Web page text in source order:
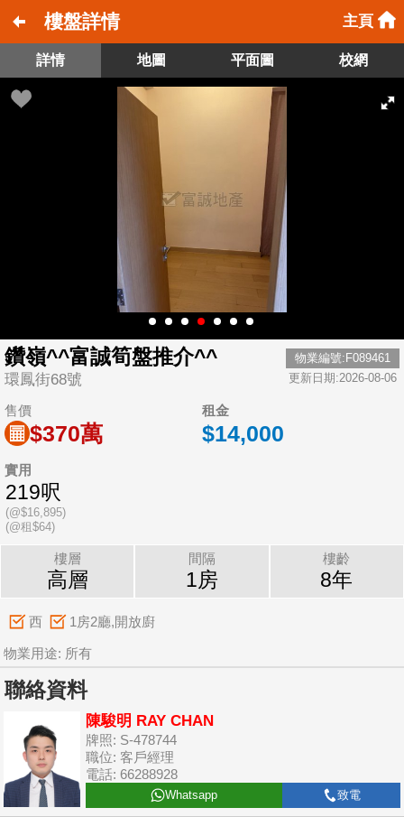
樓盤詳情 主頁
詳情 地圖 平面圖 校網
鑽嶺^^富誠筍盤推介^^
環鳳街68號
物業編號:F089461
更新日期:2026-08-06
售價
$370萬
租金
$14,000
實用
219呎
(@$16,895)
(@租$64)
樓層
高層
間隔
1房
樓齡
8年
西 1房2廳,開放廚
物業用途: 所有
聯絡資料
陳駿明 RAY CHAN
牌照: S-478744
職位: 客戶經理
電話: 66288928
Whatsapp 致電